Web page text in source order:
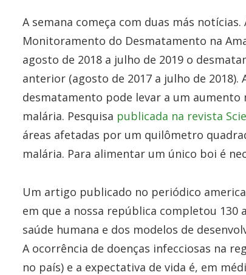
A semana começa com duas más
Monitoramento do Desmatamento na
agosto de 2018 a julho de 2019 o
anterior (agosto de 2017 a julho de
desmatamento pode levar a um aumento
malária. Pesquisa publicada na revista
áreas afetadas por um quilômetro
malária. Para alimentar um único boi é
Um artigo publicado no periódico
em que a nossa república completou
saúde humana e dos modelos de
A ocorrência de doenças infecciosas na
no país) e a expectativa de vida é, em